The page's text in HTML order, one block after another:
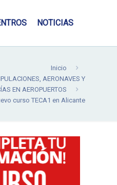
NOTICIAS
Inicio
AERONAVES Y
EN AEROPUERTOS
curso TECA1 en Alicante